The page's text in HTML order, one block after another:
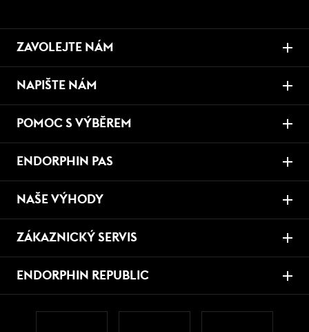
ZAVOLEJTE NÁM
NAPIŠTE NÁM
POMOC S VÝBĚREM
ENDORPHIN PAS
NAŠE VÝHODY
ZÁKAZNICKÝ SERVIS
ENDORPHIN REPUBLIC